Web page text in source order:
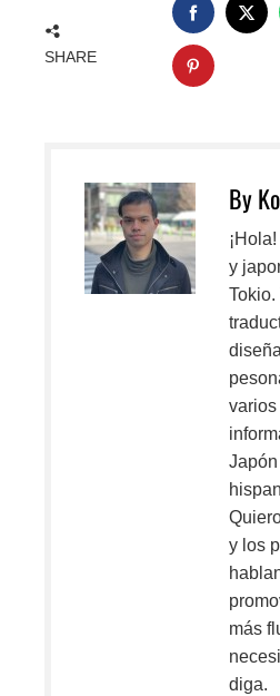
d
a
SHARE
By
y
varios
y los
más
diga.